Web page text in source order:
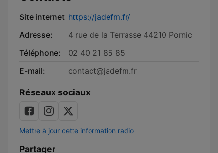
Site internet https://jadefm.fr/
Adresse:
4 rue de la Terrasse 44210 Pornic
Téléphone:
02 40 21 85 85
E-mail:
contact@jadefm.fr
Réseaux sociaux
Mettre à jour cette information radio
Partager